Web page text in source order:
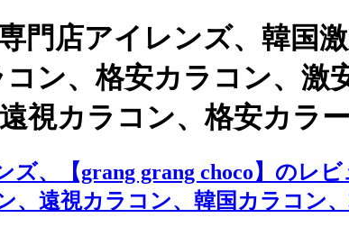
門店アイレンズ、韓国
ン、格安カラコン、激
視カラコン、格安カラ
、【grang grang choco】のレ
遠視カラコン、韓国カラコン